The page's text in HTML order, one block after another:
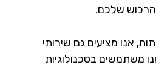
שלכם.
מציעים גם שירותי
בטכנולוגיות